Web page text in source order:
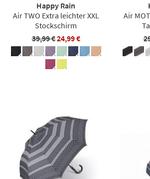
Happy Rain
Air TWO Extra leichter XXL
Stockschirm
39,99 €24,99 €
Air